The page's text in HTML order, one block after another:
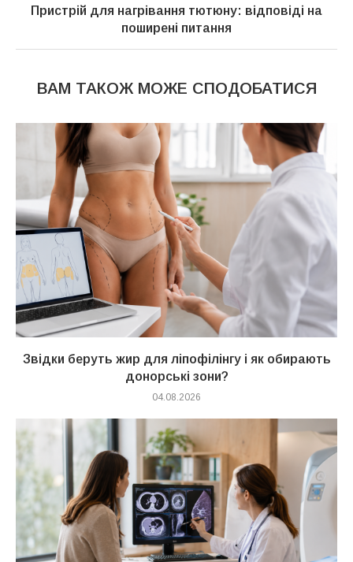
Пристрій для нагрівання тютюну: відповіді на
поширені питання
ВАМ ТАКОЖ МОЖЕ СПОДОБАТИСЯ
Звідки беруть жир для ліпофілінгу і як обирають
донорські зони?
04.08.2026